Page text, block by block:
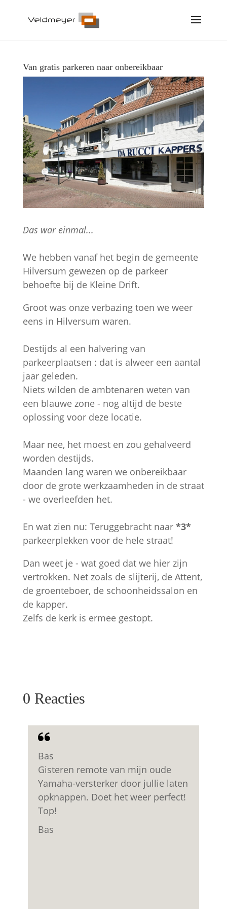
Van gratis parkeren naar onbereikbaar
Das war einmal...
We hebben vanaf het begin de gemeente
Hilversum gewezen op de parkeer
behoefte bij de Kleine Drift.
Groot was onze verbazing toen we weer
eens in Hilversum waren.
Destijds al een halvering van
parkeerplaatsen : dat is alweer een aantal
jaar geleden.
Niets wilden de ambtenaren weten van
een blauwe zone - nog altijd de beste
oplossing voor deze locatie.
Maar nee, het moest en zou gehalveerd
worden destijds.
Maanden lang waren we onbereikbaar
door de grote werkzaamheden in de straat
- we overleefden het.
En wat zien nu: Teruggebracht naar *3*
parkeerplekken voor de hele straat!
Dan weet je - wat goed dat we hier zijn
vertrokken. Net zoals de slijterij, de Attent,
de groenteboer, de schoonheidssalon en
de kapper.
Zelfs de kerk is ermee gestopt.
0 Reacties
Bas
Gisteren remote van mijn oude
Yamaha-versterker door jullie laten
opknappen. Doet het weer perfect!
Top!
Bas